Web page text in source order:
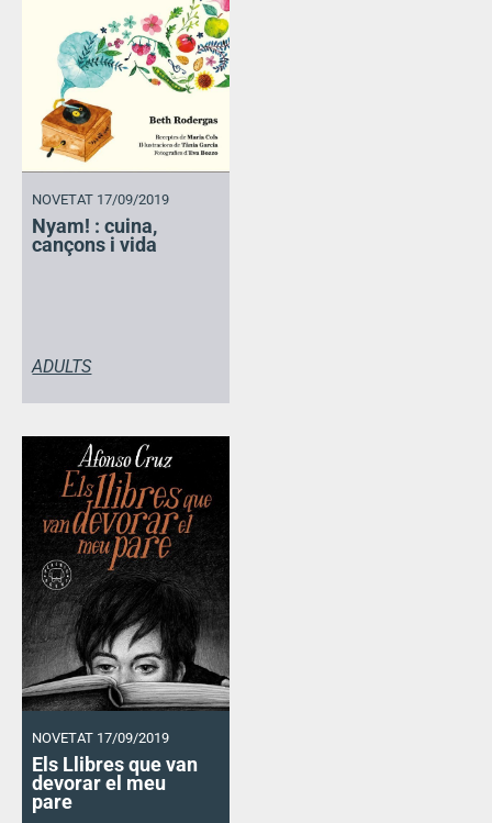
NOVETAT 17/09/2019
Nyam! : cuina,
cançons i vida
ADULTS
NOVETAT 17/09/2019
Els Llibres que van
devorar el meu
pare